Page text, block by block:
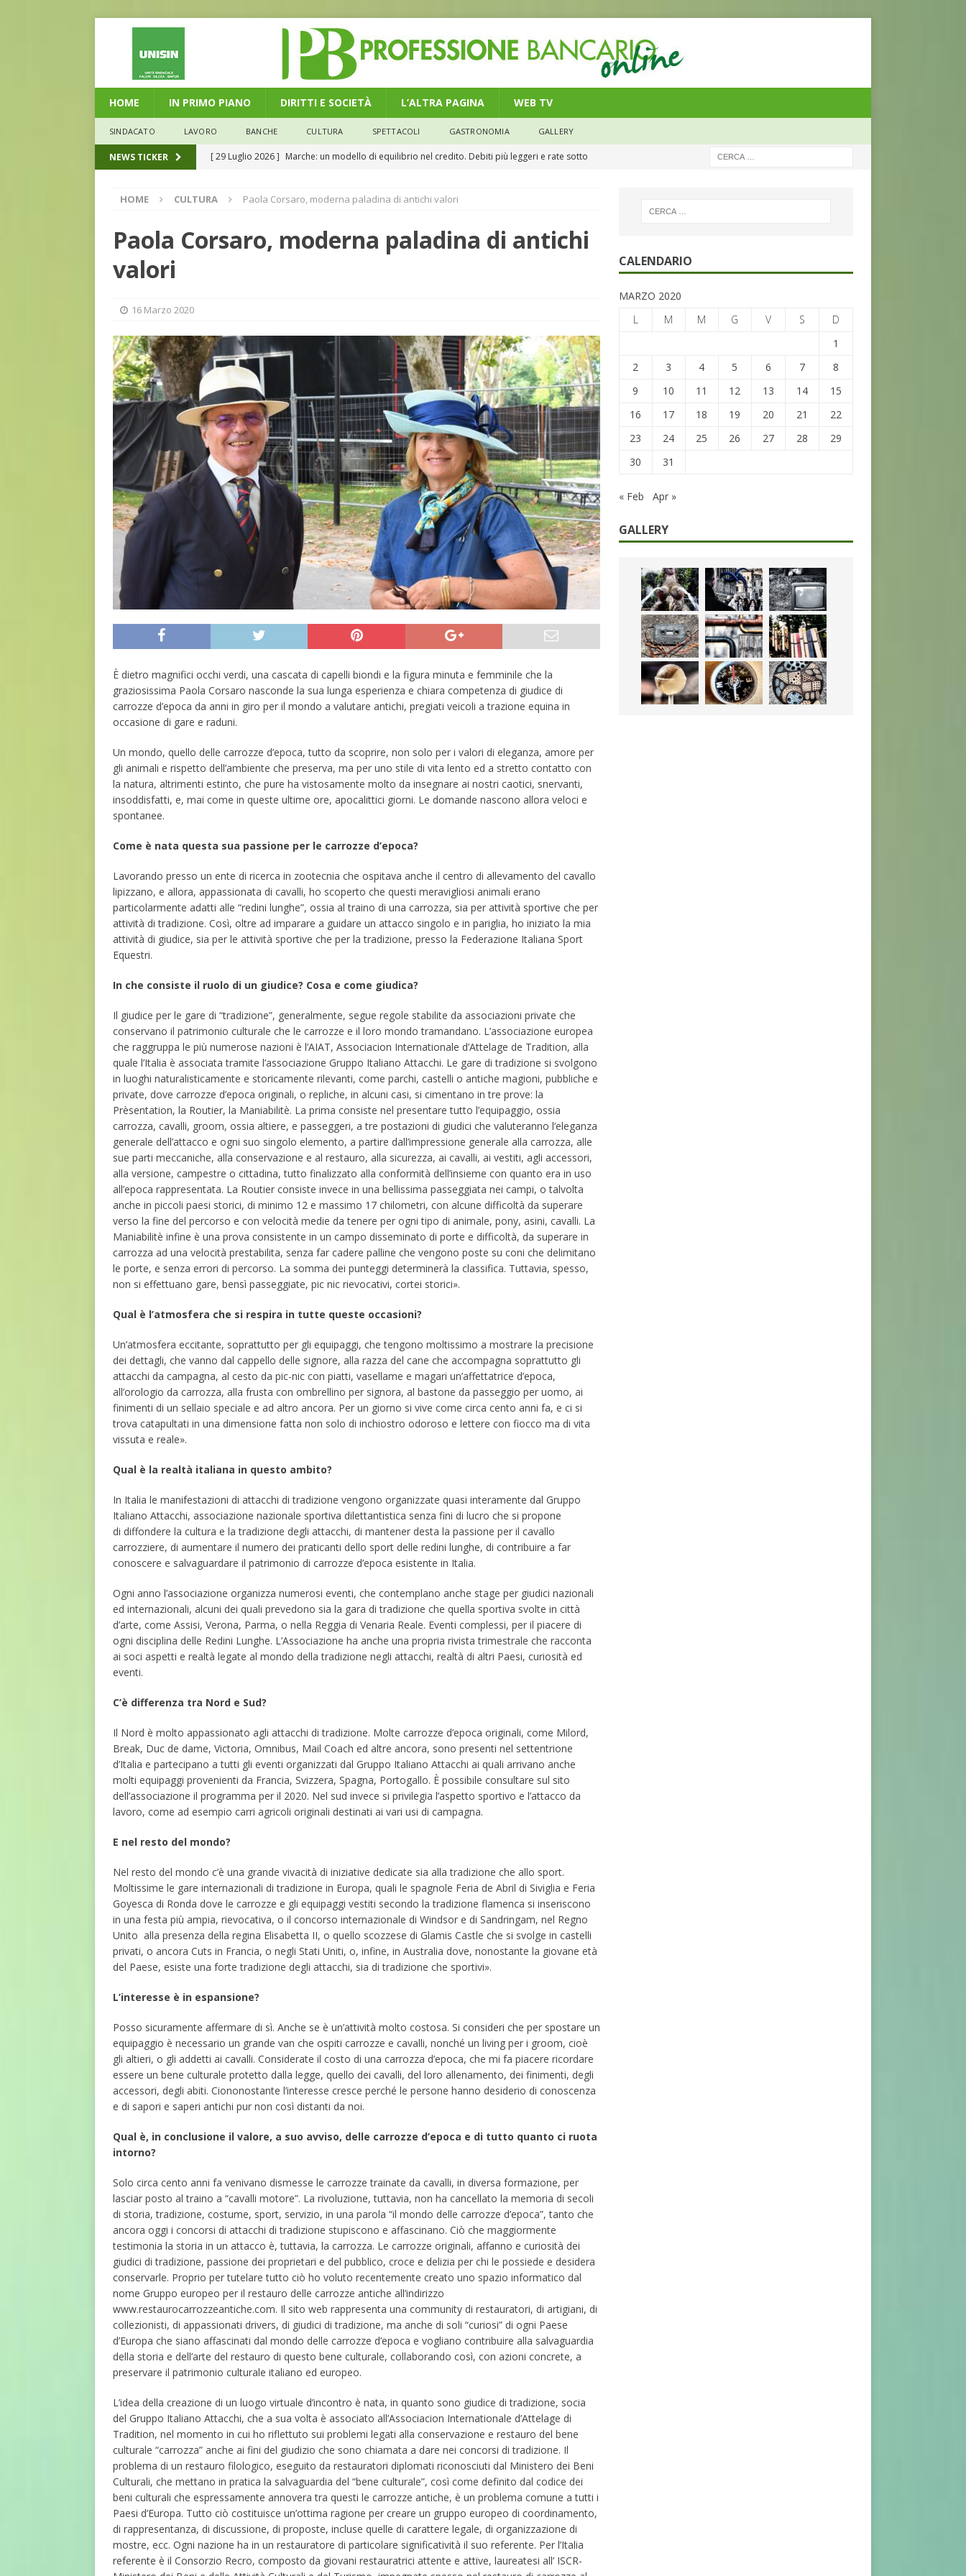
HOME IN PRIMO PIANO DIRITTI E SOCIETÀ L’ALTRA PAGINA WEB TV
SINDACATO LAVORO BANCHE CULTURA SPETTACOLI GASTRONOMIA GALLERY
NEWS TICKER [ 29 Luglio 2026 ] Marche: un modello di equilibrio nel credito. Debiti più leggeri e rate sotto
[ 28 Luglio 2026 ] L’Umbria e il credito: più finanziamenti della media nazionale, ma rate e
ECONOMIA
[ 26 Luglio 2026 ]
Il Punto su num.16/2026 – Legge di Bilancio 2026 – Il nuovo limite di 5000
[ 2 Agosto 2026 ] Ferite che non cedono al tempo: i 46 anni della strage di Bologna
L'ALTRA PAGINA
HOME CULTURA Paola Corsaro, moderna paladina di antichi valori
Paola Corsaro, moderna paladina di antichi
valori
16 Marzo 2020
È dietro magnifici occhi verdi, una cascata di capelli biondi e la figura minuta e femminile che la
graziosissima Paola Corsaro nasconde la sua lunga esperienza e chiara competenza di giudice di
carrozze d’epoca da anni in giro per il mondo a valutare antichi, pregiati veicoli a trazione equina in
occasione di gare e raduni.
Un mondo, quello delle carrozze d’epoca, tutto da scoprire, non solo per i valori di eleganza, amore per
gli animali e rispetto dell’ambiente che preserva, ma per uno stile di vita lento ed a stretto contatto con
la natura, altrimenti estinto, che pure ha vistosamente molto da insegnare ai nostri caotici, snervanti,
insoddisfatti, e, mai come in queste ultime ore, apocalittici giorni. Le domande nascono allora veloci e
spontanee.
Come è nata questa sua passione per le carrozze d’epoca?
Lavorando presso un ente di ricerca in zootecnia che ospitava anche il centro di allevamento del cavallo
lipizzano, e allora, appassionata di cavalli, ho scoperto che questi meravigliosi animali erano
particolarmente adatti alle “redini lunghe”, ossia al traino di una carrozza, sia per attività sportive che per
attività di tradizione. Così, oltre ad imparare a guidare un attacco singolo e in pariglia, ho iniziato la mia
attività di giudice, sia per le attività sportive che per la tradizione, presso la Federazione Italiana Sport
Equestri.
In che consiste il ruolo di un giudice? Cosa e come giudica?
Il giudice per le gare di “tradizione”, generalmente, segue regole stabilite da associazioni private che
conservano il patrimonio culturale che le carrozze e il loro mondo tramandano. L’associazione europea
che raggruppa le più numerose nazioni è l’AIAT, Associacion Internationale d’Attelage de Tradition, alla
quale l’Italia è associata tramite l’associazione Gruppo Italiano Attacchi. Le gare di tradizione si svolgono
in luoghi naturalisticamente e storicamente rilevanti, come parchi, castelli o antiche magioni, pubbliche e
private, dove carrozze d’epoca originali, o repliche, in alcuni casi, si cimentano in tre prove: la
Prèsentation, la Routier, la Maniabilitè. La prima consiste nel presentare tutto l’equipaggio, ossia
carrozza, cavalli, groom, ossia altiere, e passeggeri, a tre postazioni di giudici che valuteranno l’eleganza
generale dell’attacco e ogni suo singolo elemento, a partire dall’impressione generale alla carrozza, alle
sue parti meccaniche, alla conservazione e al restauro, alla sicurezza, ai cavalli, ai vestiti, agli accessori,
alla versione, campestre o cittadina, tutto finalizzato alla conformità dell’insieme con quanto era in uso
all’epoca rappresentata. La Routier consiste invece in una bellissima passeggiata nei campi, o talvolta
anche in piccoli paesi storici, di minimo 12 e massimo 17 chilometri, con alcune difficoltà da superare
verso la fine del percorso e con velocità medie da tenere per ogni tipo di animale, pony, asini, cavalli. La
Maniabilitè infine è una prova consistente in un campo disseminato di porte e difficoltà, da superare in
carrozza ad una velocità prestabilita, senza far cadere palline che vengono poste su coni che delimitano
le porte, e senza errori di percorso. La somma dei punteggi determinerà la classifica. Tuttavia, spesso,
non si effettuano gare, bensì passeggiate, pic nic rievocativi, cortei storici».
Qual è l’atmosfera che si respira in tutte queste occasioni?
Un’atmosfera eccitante, soprattutto per gli equipaggi, che tengono moltissimo a mostrare la precisione
dei dettagli, che vanno dal cappello delle signore, alla razza del cane che accompagna soprattutto gli
attacchi da campagna, al cesto da pic-nic con piatti, vasellame e magari un’affettatrice d’epoca,
all’orologio da carrozza, alla frusta con ombrellino per signora, al bastone da passeggio per uomo, ai
finimenti di un sellaio speciale e ad altro ancora. Per un giorno si vive come circa cento anni fa, e ci si
trova catapultati in una dimensione fatta non solo di inchiostro odoroso e lettere con fiocco ma di vita
vissuta e reale».
Qual è la realtà italiana in questo ambito?
In Italia le manifestazioni di attacchi di tradizione vengono organizzate quasi interamente dal Gruppo
Italiano Attacchi, associazione nazionale sportiva dilettantistica senza fini di lucro che si propone
di diffondere la cultura e la tradizione degli attacchi, di mantener desta la passione per il cavallo
carrozziere, di aumentare il numero dei praticanti dello sport delle redini lunghe, di contribuire a far
conoscere e salvaguardare il patrimonio di carrozze d’epoca esistente in Italia.
Ogni anno l’associazione organizza numerosi eventi, che contemplano anche stage per giudici nazionali
ed internazionali, alcuni dei quali prevedono sia la gara di tradizione che quella sportiva svolte in città
d’arte, come Assisi, Verona, Parma, o nella Reggia di Venaria Reale. Eventi complessi, per il piacere di
ogni disciplina delle Redini Lunghe. L’Associazione ha anche una propria rivista trimestrale che racconta
ai soci aspetti e realtà legate al mondo della tradizione negli attacchi, realtà di altri Paesi, curiosità ed
eventi.
C’è differenza tra Nord e Sud?
Il Nord è molto appassionato agli attacchi di tradizione. Molte carrozze d’epoca originali, come Milord,
Break, Duc de dame, Victoria, Omnibus, Mail Coach ed altre ancora, sono presenti nel settentrione
d’Italia e partecipano a tutti gli eventi organizzati dal Gruppo Italiano Attacchi ai quali arrivano anche
molti equipaggi provenienti da Francia, Svizzera, Spagna, Portogallo. È possibile consultare sul sito
dell’associazione il programma per il 2020. Nel sud invece si privilegia l’aspetto sportivo e l’attacco da
lavoro, come ad esempio carri agricoli originali destinati ai vari usi di campagna.
E nel resto del mondo?
Nel resto del mondo c’è una grande vivacità di iniziative dedicate sia alla tradizione che allo sport.
Moltissime le gare internazionali di tradizione in Europa, quali le spagnole Feria de Abril di Siviglia e Feria
Goyesca di Ronda dove le carrozze e gli equipaggi vestiti secondo la tradizione flamenca si inseriscono
in una festa più ampia, rievocativa, o il concorso internazionale di Windsor e di Sandringam, nel Regno
Unito alla presenza della regina Elisabetta II, o quello scozzese di Glamis Castle che si svolge in castelli
privati, o ancora Cuts in Francia, o negli Stati Uniti, o, infine, in Australia dove, nonostante la giovane età
del Paese, esiste una forte tradizione degli attacchi, sia di tradizione che sportivi».
L’interesse è in espansione?
Posso sicuramente affermare di sì. Anche se è un’attività molto costosa. Si consideri che per spostare un
equipaggio è necessario un grande van che ospiti carrozze e cavalli, nonché un living per i groom, cioè
gli altieri, o gli addetti ai cavalli. Considerate il costo di una carrozza d’epoca, che mi fa piacere ricordare
essere un bene culturale protetto dalla legge, quello dei cavalli, del loro allenamento, dei finimenti, degli
accessori, degli abiti. Ciononostante l’interesse cresce perché le persone hanno desiderio di conoscenza
e di sapori e saperi antichi pur non così distanti da noi.
Qual è, in conclusione il valore, a suo avviso, delle carrozze d’epoca e di tutto quanto ci ruota
intorno?
Solo circa cento anni fa venivano dismesse le carrozze trainate da cavalli, in diversa formazione, per
lasciar posto al traino a “cavalli motore”. La rivoluzione, tuttavia, non ha cancellato la memoria di secoli
di storia, tradizione, costume, sport, servizio, in una parola “il mondo delle carrozze d’epoca”, tanto che
ancora oggi i concorsi di attacchi di tradizione stupiscono e affascinano. Ciò che maggiormente
testimonia la storia in un attacco è, tuttavia, la carrozza. Le carrozze originali, affanno e curiosità dei
giudici di tradizione, passione dei proprietari e del pubblico, croce e delizia per chi le possiede e desidera
conservarle. Proprio per tutelare tutto ciò ho voluto recentemente creato uno spazio informatico dal
nome Gruppo europeo per il restauro delle carrozze antiche all’indirizzo
www.restaurocarrozzeantiche.com. Il sito web rappresenta una community di restauratori, di artigiani, di
collezionisti, di appassionati drivers, di giudici di tradizione, ma anche di soli “curiosi” di ogni Paese
d’Europa che siano affascinati dal mondo delle carrozze d’epoca e vogliano contribuire alla salvaguardia
della storia e dell’arte del restauro di questo bene culturale, collaborando così, con azioni concrete, a
preservare il patrimonio culturale italiano ed europeo.
L’idea della creazione di un luogo virtuale d’incontro è nata, in quanto sono giudice di tradizione, socia
del Gruppo Italiano Attacchi, che a sua volta è associato all’Associacion Internationale d’Attelage di
Tradition, nel momento in cui ho riflettuto sui problemi legati alla conservazione e restauro del bene
culturale “carrozza” anche ai fini del giudizio che sono chiamata a dare nei concorsi di tradizione. Il
problema di un restauro filologico, eseguito da restauratori diplomati riconosciuti dal Ministero dei Beni
Culturali, che mettano in pratica la salvaguardia del “bene culturale”, così come definito dal codice dei
beni culturali che espressamente annovera tra questi le carrozze antiche, è un problema comune a tutti i
Paesi d’Europa. Tutto ciò costituisce un’ottima ragione per creare un gruppo europeo di coordinamento,
di rappresentanza, di discussione, di proposte, incluse quelle di carattere legale, di organizzazione di
mostre, ecc. Ogni nazione ha in un restauratore di particolare significatività il suo referente. Per l’Italia
referente è il Consorzio Recro, composto da giovani restauratrici attente e attive, laureatesi all’ ISCR-
CALENDARIO
MARZO 2020
L
M M G V S
D
1
2
3 4 5 6 7
8
9
10 11 12 13 14
15
16
17 18 19 20 21
22
23
24 25 26 27 28
29
30
31
« Feb Apr »
GALLERY